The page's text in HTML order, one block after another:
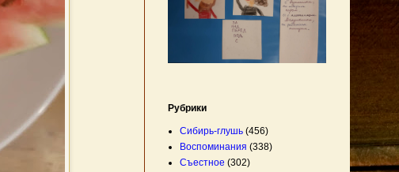
Рубрики
Сибирь-глушь (456)
Воспоминания (338)
Съестное (302)